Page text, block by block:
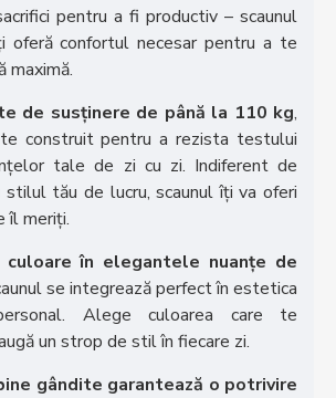
pentru a fi productiv – scaunul
oferă confortul necesar pentru a te
maximă.
de susținere de până la 110 kg,
construit pentru a rezista testului
tale de zi cu zi. Indiferent de
stilul tău de lucru, scaunul îți va oferi
îl meriți.
culoare în elegantele nuanțe de
se integrează perfect în estetica
Alege culoarea care te
un strop de stil în fiecare zi.
gândite garantează o potrivire